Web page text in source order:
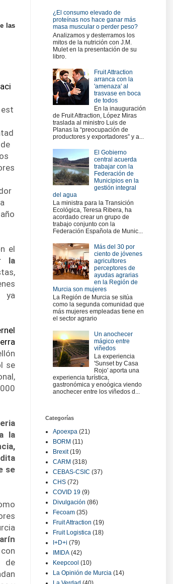
las
est
el
la
ya
se
la
se
de
¿El consumo elevado de
proteínas nos hace ganar más
masa muscular o perder peso?
Analizamos y desterramos los
mitos de la nutrición con J.M.
Mulet en la presentación de su
libro.
Fruit Attraction
arranca con la
'amenaza' al
trasvase en boca
de todos
En la inauguración
de Fruit Attraction, López Miras
traslada al ministro Luis de
Planas la “preocupación de
productores y exportadores” y a...
El Gobierno
central acuerda
trabajar con la
Federación de
Municipios en la
gestión integral
del agua
La ministra para la Transición
Ecológica, Teresa Ribera, ha
acordado crear un grupo de
trabajo conjunto con la
Federación Española de Munic...
Más del 30 por
ciento de jóvenes
agricultores
perceptores de
ayudas agrarias
en la Región de
Murcia son mujeres
La Región de Murcia se sitúa
como la segunda comunidad que
más mujeres empleadas tiene en
el sector agrario
Un anochecer
mágico entre
viñedos
La experiencia
'Sunset by Casa
Rojo' aporta una
experiencia turística,
gastronómica y enoógica viendo
anochecer entre los viñedos d...
Categorías
Apoexpa (21)
BORM (11)
Brexit (19)
CARM (318)
CEBAS-CSIC (37)
CHS (72)
COVID 19 (9)
Divulgación (86)
Fecoam (35)
Fruit Attraction (19)
Fruit Logistica (18)
I+D+i (79)
IMIDA (42)
Keepcool (10)
La Opinión de Murcia (14)